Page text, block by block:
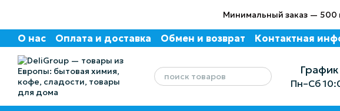
Минимальный заказ — 500
О нас Оплата и доставка Обмен и возврат
Контактная
Пн–Сб